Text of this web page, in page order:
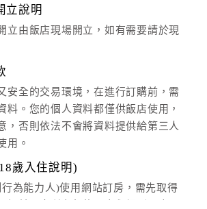
立說明
立由飯店現場開立，如有需要請於現
安全的交易環境，在進行訂購前，需
料。您的個人資料都僅供飯店使用，
，否則依法不會將資料提供給第三人
用。
歲入住說明)
行為能力人)使用網站訂房，需先取得